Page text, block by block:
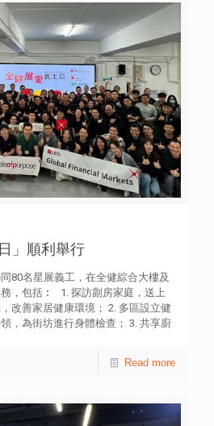
」順利舉行
80名星展義工，在全健綜合大樓及
，包括︰ 1. 探訪劏房家庭，送上
改善家居健康環境； 2. 多區設立健
，為街坊進行身體檢查； 3. 共享廚
Read more